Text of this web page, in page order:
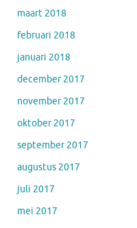
maart 2018
februari 2018
januari 2018
december 2017
november 2017
oktober 2017
september 2017
augustus 2017
juli 2017
mei 2017